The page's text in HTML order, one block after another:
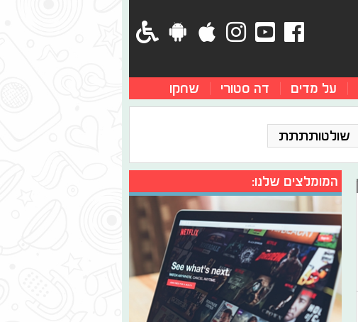
על מדים דה סטורי שחקו
שולטותתתת
המומלצים שלנו: